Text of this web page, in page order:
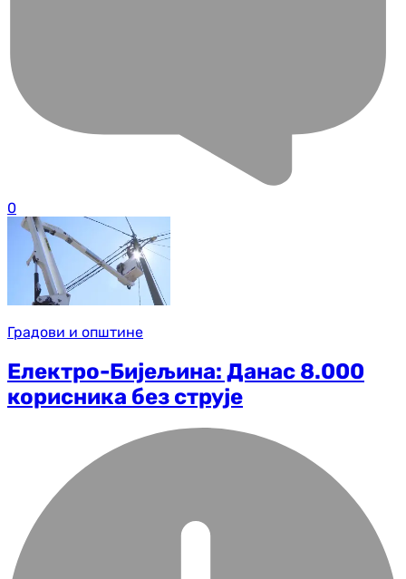
0
Градови и општине
Електро-Бијељина: Данас 8.000
корисника без струје